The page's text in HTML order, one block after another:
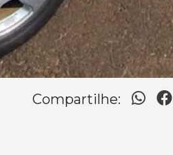
Compartilhe: